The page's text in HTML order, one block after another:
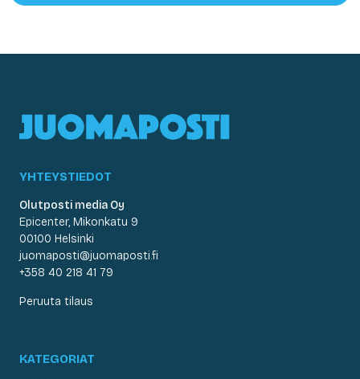
YHTEYSTIEDOT
Olutposti media Oy
Epicenter, Mikonkatu 9
00100 Helsinki
juomaposti@juomaposti.fi
+358 40 218 41 79
Peruuta tilaus
KATEGORIAT